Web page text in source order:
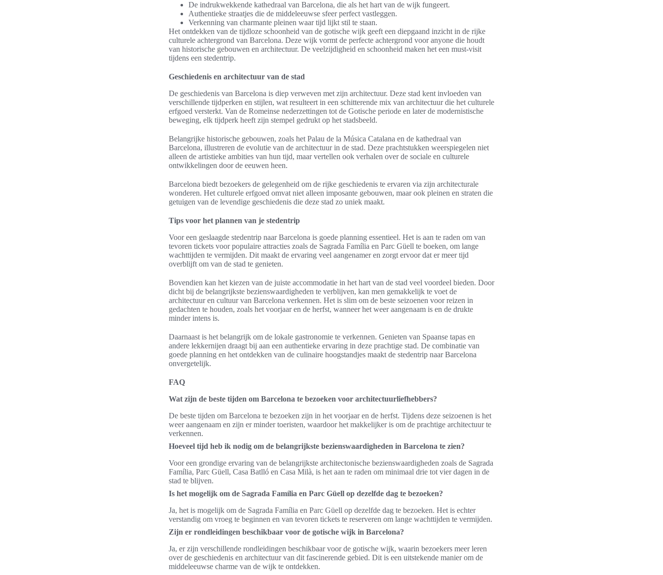
De indrukwekkende kathedraal van Barcelona, die als het hart van de wijk fungeert.
Authentieke straatjes die de middeleeuwse sfeer perfect vastleggen.
Verkenning van charmante pleinen waar tijd lijkt stil te staan.
Het ontdekken van de tijdloze schoonheid van de gotische wijk geeft een diepgaand inzicht in de rijke
culturele achtergrond van Barcelona. Deze wijk vormt de perfecte achtergrond voor anyone die houdt
van historische gebouwen en architectuur. De veelzijdigheid en schoonheid maken het een must-visit
tijdens een stedentrip.
Geschiedenis en architectuur van de stad
De geschiedenis van Barcelona is diep verweven met zijn architectuur. Deze stad kent invloeden van
verschillende tijdperken en stijlen, wat resulteert in een schitterende mix van architectuur die het culturele
erfgoed versterkt. Van de Romeinse nederzettingen tot de Gotische periode en later de modernistische
beweging, elk tijdperk heeft zijn stempel gedrukt op het stadsbeeld.
Belangrijke historische gebouwen, zoals het Palau de la Música Catalana en de kathedraal van
Barcelona, illustreren de evolutie van de architectuur in de stad. Deze prachtstukken weerspiegelen niet
alleen de artistieke ambities van hun tijd, maar vertellen ook verhalen over de sociale en culturele
ontwikkelingen door de eeuwen heen.
Barcelona biedt bezoekers de gelegenheid om de rijke geschiedenis te ervaren via zijn architecturale
wonderen. Het culturele erfgoed omvat niet alleen imposante gebouwen, maar ook pleinen en straten die
getuigen van de levendige geschiedenis die deze stad zo uniek maakt.
Tips voor het plannen van je stedentrip
Voor een geslaagde stedentrip naar Barcelona is goede planning essentieel. Het is aan te raden om van
tevoren tickets voor populaire attracties zoals de Sagrada Família en Parc Güell te boeken, om lange
wachttijden te vermijden. Dit maakt de ervaring veel aangenamer en zorgt ervoor dat er meer tijd
overblijft om van de stad te genieten.
Bovendien kan het kiezen van de juiste accommodatie in het hart van de stad veel voordeel bieden. Door
dicht bij de belangrijkste bezienswaardigheden te verblijven, kan men gemakkelijk te voet de
architectuur en cultuur van Barcelona verkennen. Het is slim om de beste seizoenen voor reizen in
gedachten te houden, zoals het voorjaar en de herfst, wanneer het weer aangenaam is en de drukte
minder intens is.
Daarnaast is het belangrijk om de lokale gastronomie te verkennen. Genieten van Spaanse tapas en
andere lekkernijen draagt bij aan een authentieke ervaring in deze prachtige stad. De combinatie van
goede planning en het ontdekken van de culinaire hoogstandjes maakt de stedentrip naar Barcelona
onvergetelijk.
FAQ
Wat zijn de beste tijden om Barcelona te bezoeken voor architectuurliefhebbers?
De beste tijden om Barcelona te bezoeken zijn in het voorjaar en de herfst. Tijdens deze seizoenen is het
weer aangenaam en zijn er minder toeristen, waardoor het makkelijker is om de prachtige architectuur te
verkennen.
Hoeveel tijd heb ik nodig om de belangrijkste bezienswaardigheden in Barcelona te zien?
Voor een grondige ervaring van de belangrijkste architectonische bezienswaardigheden zoals de Sagrada
Família, Parc Güell, Casa Batlló en Casa Milà, is het aan te raden om minimaal drie tot vier dagen in de
stad te blijven.
Is het mogelijk om de Sagrada Família en Parc Güell op dezelfde dag te bezoeken?
Ja, het is mogelijk om de Sagrada Família en Parc Güell op dezelfde dag te bezoeken. Het is echter
verstandig om vroeg te beginnen en van tevoren tickets te reserveren om lange wachttijden te vermijden.
Zijn er rondleidingen beschikbaar voor de gotische wijk in Barcelona?
Ja, er zijn verschillende rondleidingen beschikbaar voor de gotische wijk, waarin bezoekers meer leren
over de geschiedenis en architectuur van dit fascinerende gebied. Dit is een uitstekende manier om de
middeleeuwse charme van de wijk te ontdekken.